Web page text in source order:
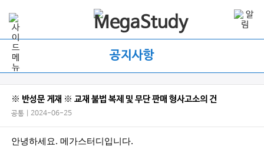
공지사항
※ 반성문 게재 ※ 교재 불법 복제 및 무단 판매 형사고소의 건
공통 | 2024-06-25
안녕하세요. 메가스터디입니다.